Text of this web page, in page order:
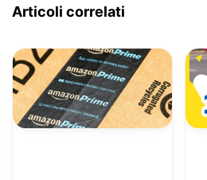
Articoli correlati